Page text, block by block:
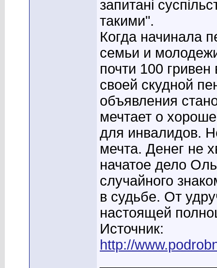
запитанi
такими".
Когда начинала
семьи и
почти 100
своей скудной
объявления
мечтает о
для инвалидов.
мечта. Денег не
начатое дело
случайного
в судьбе. От
настоящей
Источник:
http://